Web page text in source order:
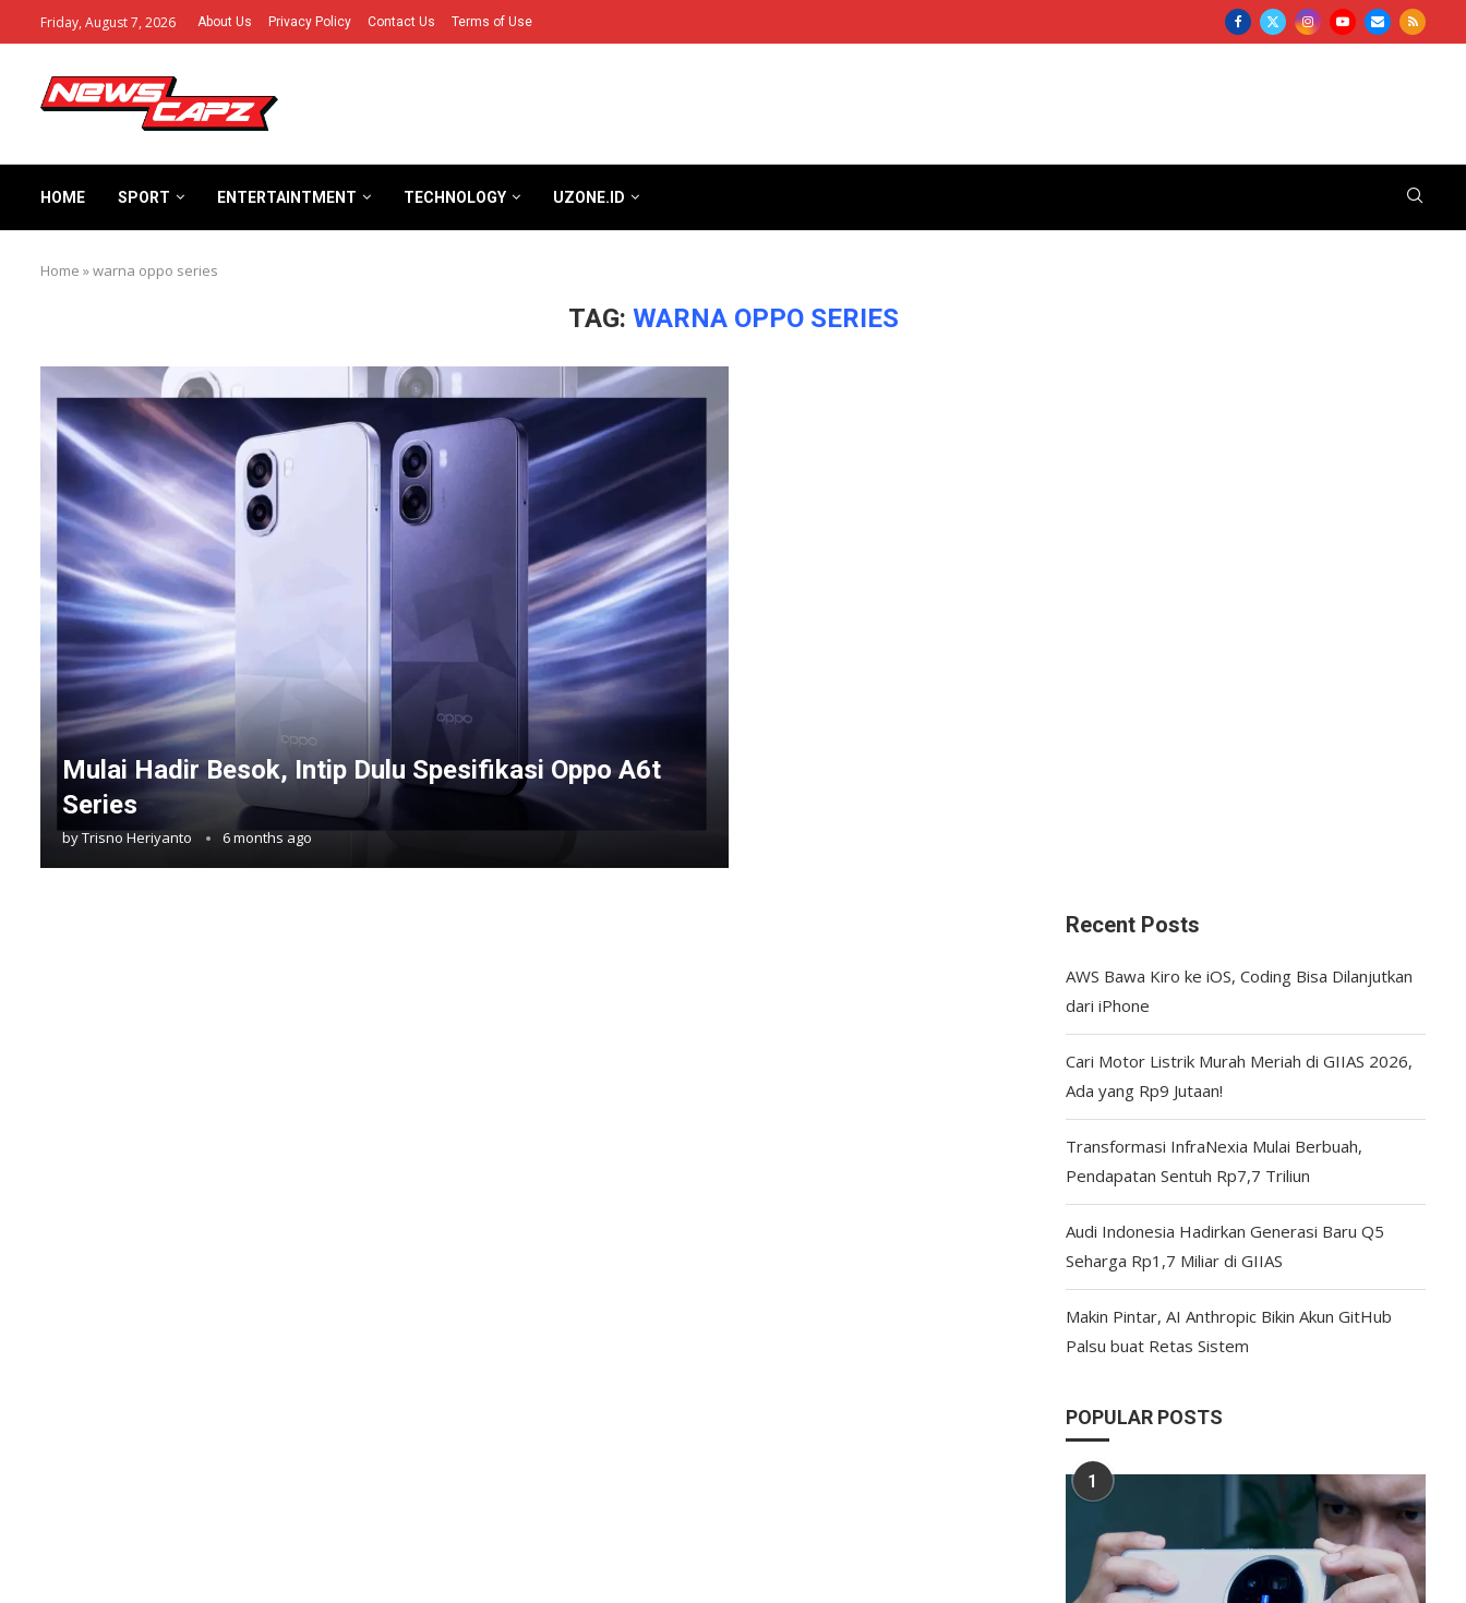
Friday, August 7, 2026 About Us Privacy Policy Contact Us Terms of Use
HOME SPORT ENTERTAINTMENT TECHNOLOGY UZONE.ID
Home »warna oppo series
TAG: WARNA OPPO SERIES
Mulai Hadir Besok, Intip Dulu Spesifikasi Oppo A6t
Series
byTrisno Heriyanto 6 months ago
Recent Posts
AWS Bawa Kiro ke iOS, Coding Bisa Dilanjutkan
dari iPhone
Cari Motor Listrik Murah Meriah di GIIAS 2026,
Ada yang Rp9 Jutaan!
Transformasi InfraNexia Mulai Berbuah,
Pendapatan Sentuh Rp7,7 Triliun
Audi Indonesia Hadirkan Generasi Baru Q5
Seharga Rp1,7 Miliar di GIIAS
Makin Pintar, AI Anthropic Bikin Akun GitHub
Palsu buat Retas Sistem
POPULAR POSTS
1